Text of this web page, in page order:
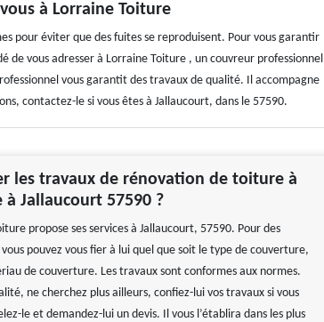
à Lorraine Toiture
pour éviter que des fuites se reproduisent. Pour vous garantir
vous adresser à Lorraine Toiture , un couvreur professionnel
vous garantit des travaux de qualité. Il accompagne
contactez-le si vous êtes à Jallaucourt, dans le 57590.
les travaux de rénovation de toiture à
à Jallaucourt 57590 ?
propose ses services à Jallaucourt, 57590. Pour des
pouvez vous fier à lui quel que soit le type de couverture,
de couverture. Les travaux sont conformes aux normes.
ne cherchez plus ailleurs, confiez-lui vos travaux si vous
le et demandez-lui un devis. Il vous l’établira dans les plus